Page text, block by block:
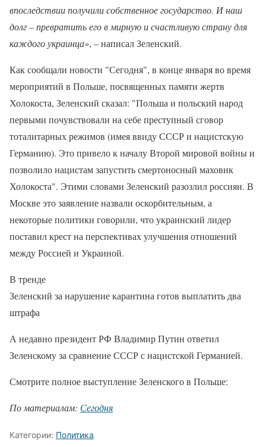
впоследствии получили собственное государство. И наш
долг – превратить его в мирную и счастливую страну для
каждого украинца», – написал Зеленский.
Как сообщали новости "Сегодня", в конце января во время
мероприятий в Польше, посвященных памяти жертв
Холокоста, Зеленский сказал: "Польша и польский народ
первыми почувствовали на себе преступный сговор
тоталитарных режимов (имея ввиду СССР и нацистскую
Германию). Это привело к началу Второй мировой войны и
позволило нацистам запустить смертоносный маховик
Холокоста". Этими словами Зеленский разозлил россиян. В
Москве это заявление назвали оскорбительным, а
некоторые политики говорили, что украинский лидер
поставил крест на перспективах улучшения отношений
между Россией и Украиной.
В тренде
Зеленский за нарушение карантина готов выплатить два
штрафа
А недавно президент РФ Владимир Путин ответил
Зеленскому за сравнение СССР с нацистской Германией.
Смотрите полное выступление Зеленского в Польше:
По материалам: Сегодня
Категории: Политика